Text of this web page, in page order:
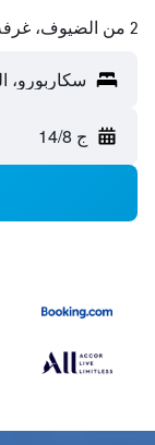
2 من الضيوف، غرفة واحدة
ج 14/8